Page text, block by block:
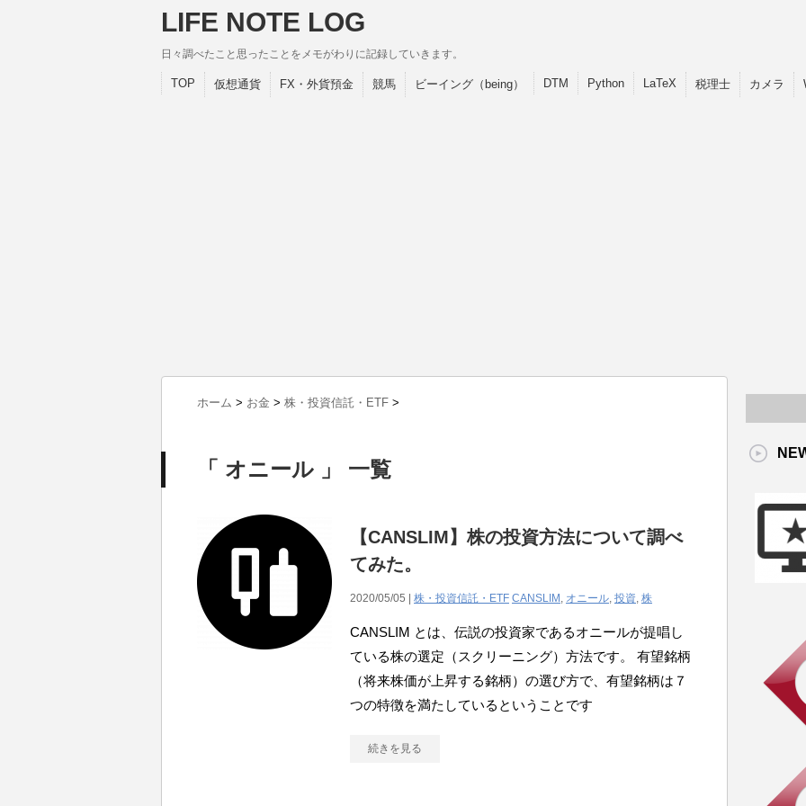
LIFE NOTE LOG
日々調べたこと思ったことをメモがわりに記録していきます。
TOP 仮想通貨 FX・外貨預金 競馬 ビーイング（being） DTM Python LaTeX 税理士 カメラ
ホーム > お金 > 株・投資信託・ETF >
「 オニール 」 一覧
【CANSLIM】株の投資方法について調べ
てみた。
2020/05/05 | 株・投資信託・ETF CANSLIM , オニール, 投資, 株
CANSLIM とは、伝説の投資家であるオニールが提唱し
ている株の選定（スクリーニング）方法です。 有望銘柄
（将来株価が上昇する銘柄）の選び方で、有望銘柄は７
つの特徴を満たしているということです
続きを見る